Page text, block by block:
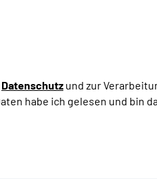
Datenschutz und zur
habe ich gelesen und bin